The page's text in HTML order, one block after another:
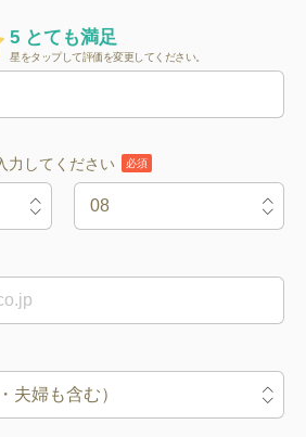
5 とても満足
星をタップして評価を変更してください。
力してください 必須